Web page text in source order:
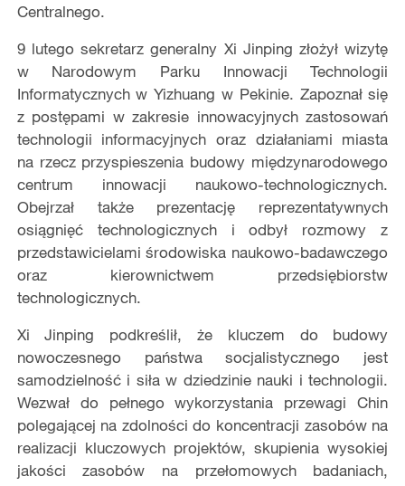
Centralnego.
9 lutego sekretarz generalny Xi Jinping złożył wizytę
w Narodowym Parku Innowacji Technologii
Informatycznych w Yizhuang w Pekinie. Zapoznał się
z postępami w zakresie innowacyjnych zastosowań
technologii informacyjnych oraz działaniami miasta
na rzecz przyspieszenia budowy międzynarodowego
centrum innowacji naukowo-technologicznych.
Obejrzał także prezentację reprezentatywnych
osiągnięć technologicznych i odbył rozmowy z
przedstawicielami środowiska naukowo-badawczego
oraz kierownictwem przedsiębiorstw
technologicznych.
Xi Jinping podkreślił, że kluczem do budowy
nowoczesnego państwa socjalistycznego jest
samodzielność i siła w dziedzinie nauki i technologii.
Wezwał do pełnego wykorzystania przewagi Chin
polegającej na zdolności do koncentracji zasobów na
realizacji kluczowych projektów, skupienia wysokiej
jakości zasobów na przełomowych badaniach,